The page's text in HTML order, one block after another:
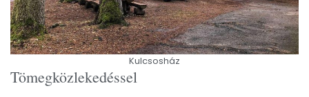
Kulcsosház
Tömegközlekedéssel